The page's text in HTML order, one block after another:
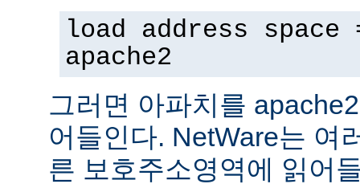
load address space
apache2
그러면 아파치를
어들인다. NetWare는 여
른 보호주소영역에 읽어